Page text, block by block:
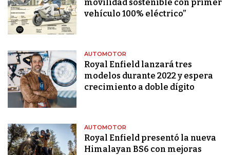
movilidad sostenible con primer
vehículo 100% eléctrico”
AUTOMOTOR
Royal Enfield lanzará tres
modelos durante 2022 y espera
crecimiento a doble dígito
AUTOMOTOR
Royal Enfield presentó la nueva
Himalayan BS6 con mejoras